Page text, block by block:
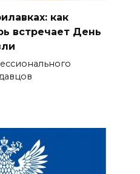
как
встречает День